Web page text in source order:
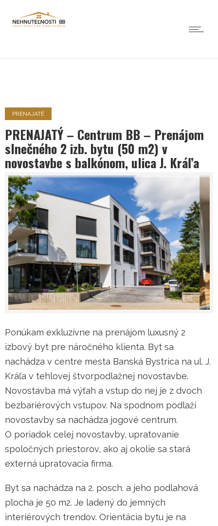
PRENAJATÉ
PRENAJATÝ – Centrum BB – Prenájom
slnečného 2 izb. bytu (50 m2) v
novostavbe s balkónom, ulica J. Kráľa
Ponúkam exkluzívne na prenájom luxusný 2
izbový byt pre náročného klienta. Byt sa
nachádza v centre mesta Banská Bystrica na ul. J.
Kráľa v tehlovej štvorpodlažnej novostavbe.
Novostavba má výťah a vstup do nej je z dvoch
bezbariérových vstupov. Na spodnom podlaží
novostavby sa nachádza jogové centrum.
O poriadok celej novostavby, upratovanie
spoločných priestorov, ako aj okolie sa stará
externá upratovacia firma.
Byt sa nachádza na 2. posch. a jeho podlahová
plocha je 50 m2. Je ladený do jemných
interiérových trendov. Orientácia bytu je na